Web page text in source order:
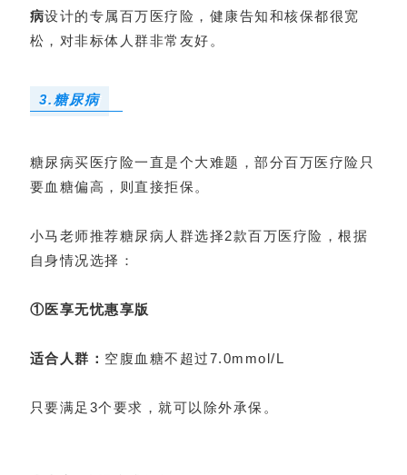
病设计的专属百万医疗险，健康告知和核保都很宽
松，对非标体人群非常友好。
3.糖尿病
糖尿病买医疗险一直是个大难题，部分百万医疗险只
要血糖偏高，则直接拒保。
小马老师推荐糖尿病人群选择2款百万医疗险，根据
自身情况选择：
①医享无忧惠享版
适合人群： 空腹血糖不超过7.0mmol/L
只要满足3个要求，就可以除外承保。